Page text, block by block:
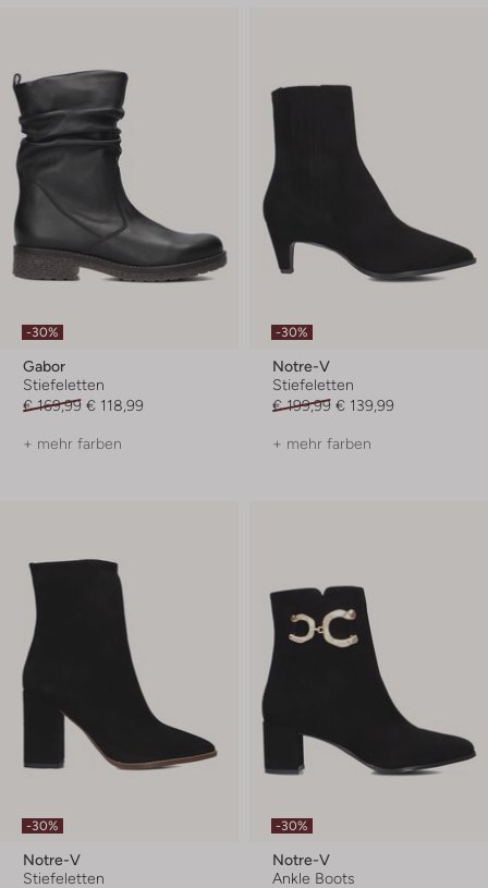
-30%
Gabor
Stiefeletten
€ 169,99 € 118,99
+ mehr farben
-30%
Notre-V
Stiefeletten
€ 199,99 € 139,99
+ mehr farben
-30%
Notre-V
Stiefeletten
-30%
Notre-V
Ankle Boots